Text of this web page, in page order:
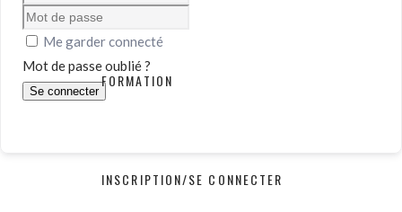
FORMATION
INSCRIPTION/SE CONNECTER
Me garder connecté
Mot de passe oublié ?
Se connecter